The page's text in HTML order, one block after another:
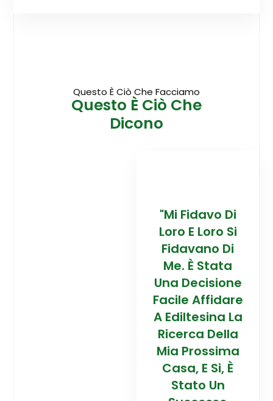
Questo È Ciò Che Facciamo
Questo È Ciò Che
Dicono
"Mi Fidavo Di
Loro E Loro Si
Fidavano Di
Me. È Stata
Una Decisione
Facile Affidare
A Ediltesina La
Ricerca Della
Mia Prossima
Casa, E Si, È
Stato Un